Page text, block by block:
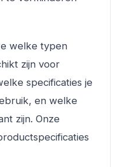
welke typen
zijn voor
specificaties je
en welke
zijn. Onze